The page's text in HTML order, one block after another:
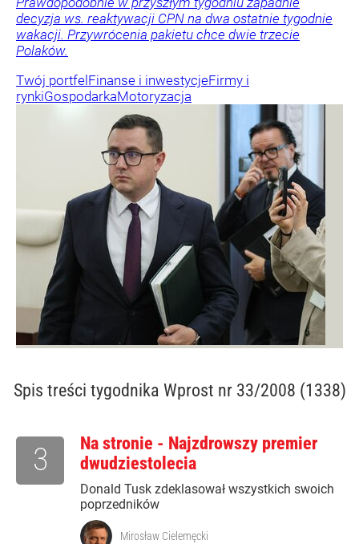
decyzja ws. reaktywacji CPN na dwa ostatnie tygodnie
wakacji. Przywrócenia pakietu chce dwie trzecie
Polaków.
Twój portfel Finanse i inwestycjeFirmy i
rynkiGospodarkaMotoryzacja
Spis treści tygodnika Wprost nr 33/2008 (1338)
Na stronie - Najzdrowszy premier
dwudziestolecia
Donald Tusk zdeklasował wszystkich swoich
poprzedników
3
Mirosław Cielemęcki